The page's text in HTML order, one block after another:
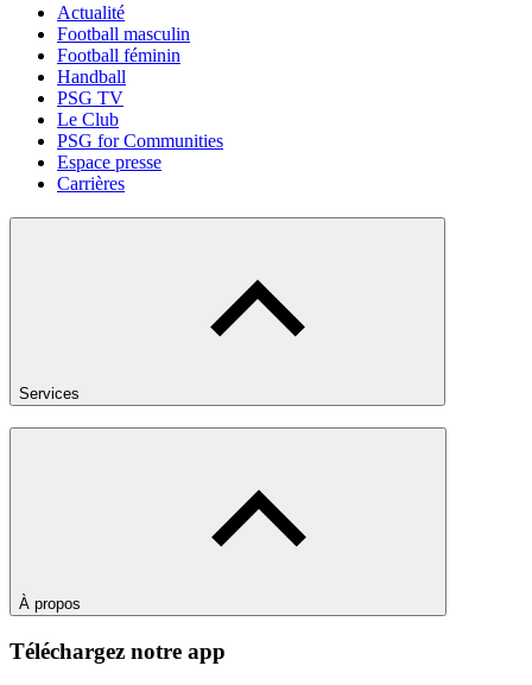
Actualité
Football masculin
Football féminin
Handball
PSG TV
Le Club
PSG for Communities
Espace presse
Carrières
Services
À propos
Téléchargez notre app